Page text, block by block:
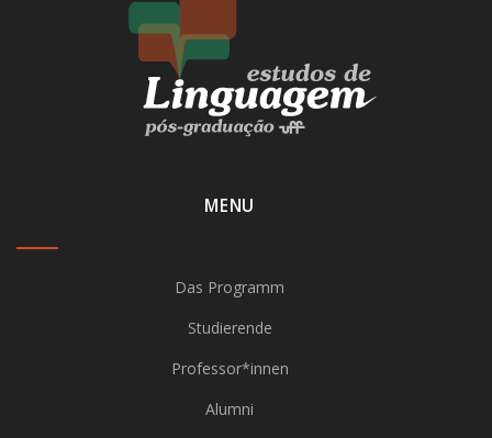
MENU
Das Programm
Studierende
Professor*innen
Alumni